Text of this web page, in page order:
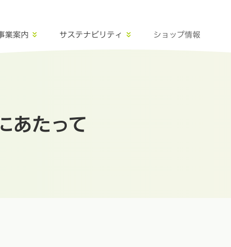
業案内 サステナビリティ ショップ情報
あたって